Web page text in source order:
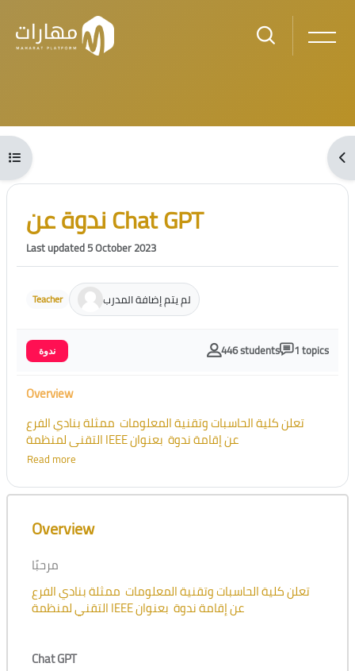
Skip to main content
Blocks
Open course index
Blocks
Skip [Cocoon] Course Intro
ندوة عن Chat GPT
Last updated 5 October 2023
Teacher لم يتم إضافة المدرب
ندوة 446 students 1 topics
Overview
تعلن كلية الحاسبات وتقنية المعلومات ممثلة بنادي الفرع
التقني لمنظمة IEEE عن إقامة ندوة بعنوان
Chat GPT
ثامر الشريف - نواف الثبيتي
Read more
Skip [Cocoon] Course Overview
Overview
مرحبًا
تعلن كلية الحاسبات وتقنية المعلومات ممثلة بنادي الفرع
التقني لمنظمة IEEE عن إقامة ندوة بعنوان
Chat GPT